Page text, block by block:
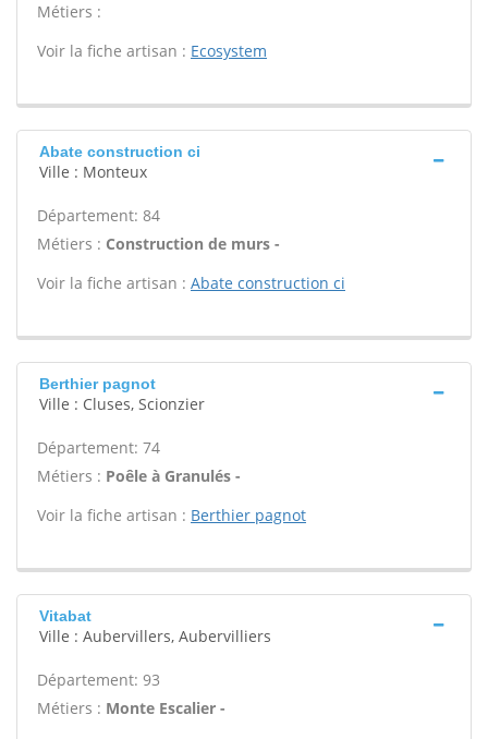
Métiers :
Voir la fiche artisan : Ecosystem
Abate construction ci
Ville : Monteux
Département: 84
Métiers : Construction de murs -
Voir la fiche artisan : Abate construction ci
Berthier pagnot
Ville : Cluses, Scionzier
Département: 74
Métiers : Poêle à Granulés -
Voir la fiche artisan : Berthier pagnot
Vitabat
Ville : Aubervillers, Aubervilliers
Département: 93
Métiers : Monte Escalier -